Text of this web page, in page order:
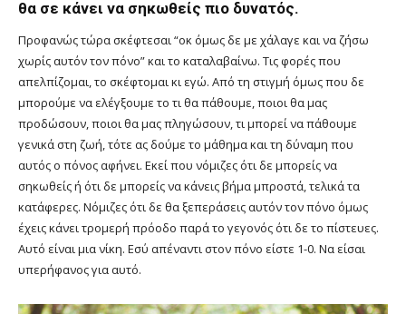
θα σε κάνει να σηκωθείς πιο δυνατός.
Προφανώς τώρα σκέφτεσαι “οκ όμως δε με χάλαγε και να ζήσω
χωρίς αυτόν τον πόνο” και το καταλαβαίνω. Τις φορές που
απελπίζομαι, το σκέφτομαι κι εγώ. Από τη στιγμή όμως που δε
μπορούμε να ελέγξουμε το τι θα πάθουμε, ποιοι θα μας
προδώσουν, ποιοι θα μας πληγώσουν, τι μπορεί να πάθουμε
γενικά στη ζωή, τότε ας δούμε το μάθημα και τη δύναμη που
αυτός ο πόνος αφήνει. Εκεί που νόμιζες ότι δε μπορείς να
σηκωθείς ή ότι δε μπορείς να κάνεις βήμα μπροστά, τελικά τα
κατάφερες. Νόμιζες ότι δε θα ξεπεράσεις αυτόν τον πόνο όμως
έχεις κάνει τρομερή πρόοδο παρά το γεγονός ότι δε το πίστευες.
Αυτό είναι μια νίκη. Εσύ απέναντι στον πόνο είστε 1-0. Να είσαι
υπερήφανος για αυτό.